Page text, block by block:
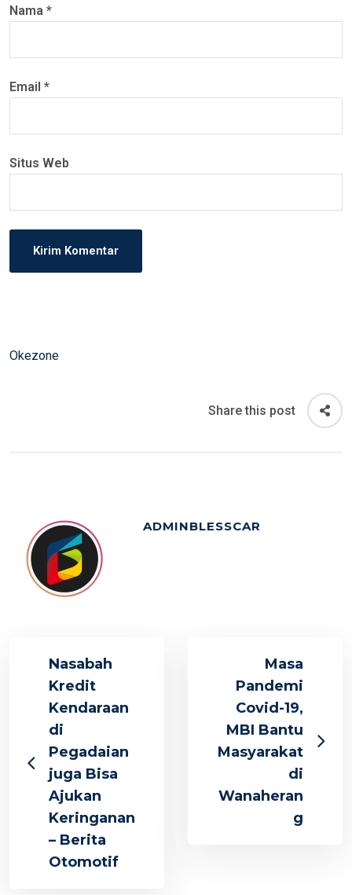
Nama *
Email *
Situs Web
Okezone
Share this post
ADMINBLESSCAR
Nasabah
Kredit
Kendaraan
di
Pegadaian
juga Bisa
Ajukan
Keringanan
– Berita
Otomotif
Masa
Pandemi
Covid-19,
MBI Bantu
Masyarakat
di
Wanaheran
g